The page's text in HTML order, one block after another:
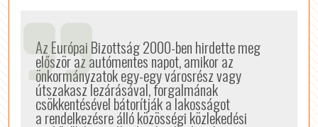
Az Európai Bizottság 2000-ben hirdette meg
először az autómentes napot, amikor az
önkormányzatok egy-egy városrész vagy
útszakasz lezárásával, forgalmának
csökkentésével bátorítják a lakosságot
a rendelkezésre álló közösségi közlekedési